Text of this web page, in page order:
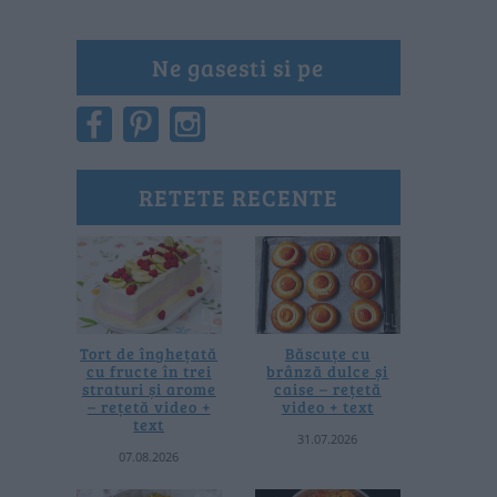
Ne gasesti si pe
RETETE RECENTE
Tort de înghețată
cu fructe în trei
straturi și arome
– rețetă video +
text
07.08.2026
Băscuțe cu
brânză dulce și
caise – rețetă
video + text
31.07.2026